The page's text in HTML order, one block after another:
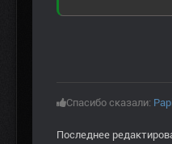
Спасибо сказали:
Последнее